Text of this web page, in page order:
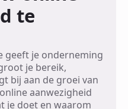
te
geeft je onderneming
je bereik,
bij aan de groei van
aanwezigheid
je doet en waarom